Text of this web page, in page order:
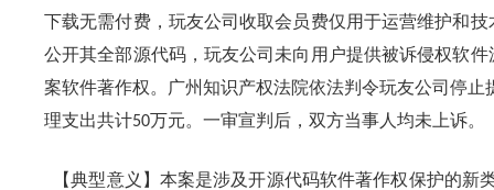
下载无需付费，玩友公司收取会员费仅用于运营维护和
公开其全部源代码，玩友公司未向用户提供被诉侵权软
案软件著作权。广州知识产权法院依法判令玩友公司停
理支出共计50万元。一审宣判后，双方当事人均未上诉。
【典型意义】本案是涉及开源代码软件著作权保护的新